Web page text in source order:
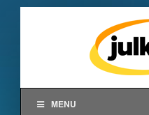
MENU